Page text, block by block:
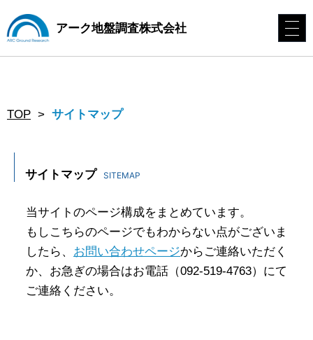
アーク地盤調査株式会社
TOP > サイトマップ
サイトマップ SITEMAP
当サイトのページ構成をまとめています。
もしこちらのページでもわからない点がございま
したら、 お問い合わせページからご連絡いただく
か、お急ぎの場合はお電話（092-519-4763）にて
ご連絡ください。